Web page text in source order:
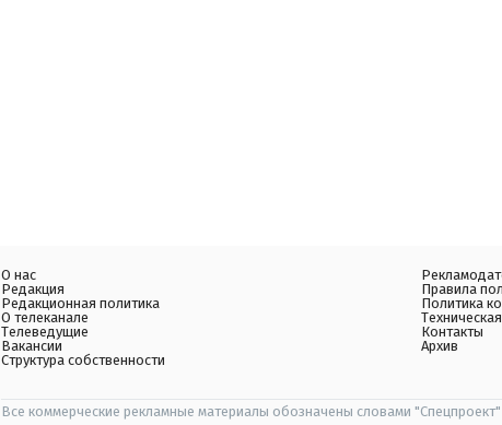
О нас
Редакция
Редакционная политика
О телеканале
Телеведущие
Вакансии
Структура собственности
Правила
Политика
Контакты
Архив
Все коммерческие рекламные материалы обозначены словами